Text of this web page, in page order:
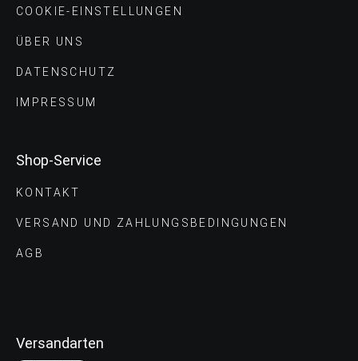
COOKIE-EINSTELLUNGEN
ÜBER UNS
DATENSCHUTZ
IMPRESSUM
Shop-Service
KONTAKT
VERSAND UND ZAHLUNGS­BEDINGUNGEN
AGB
Versandarten